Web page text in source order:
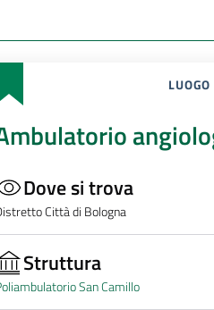
Dove si trova
Città di Bologna
Struttura
San Camillo